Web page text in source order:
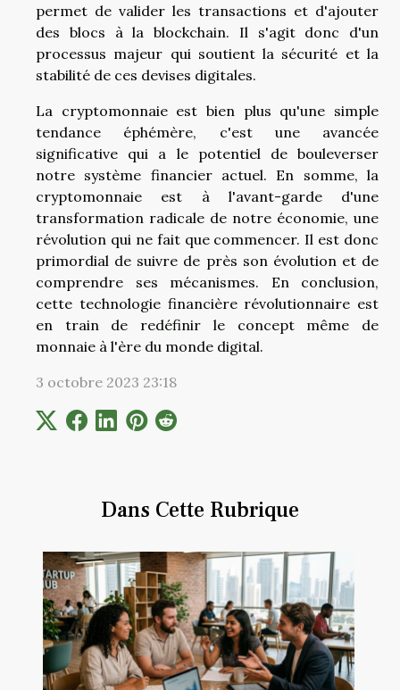
Dans Cette Rubrique
permet de valider les transactions et d'ajouter
des blocs à la blockchain. Il s'agit donc d'un
processus majeur qui soutient la sécurité et la
stabilité de ces devises digitales.
La cryptomonnaie est bien plus qu'une simple
tendance éphémère, c'est une avancée
significative qui a le potentiel de bouleverser
notre système financier actuel. En somme, la
cryptomonnaie est à l'avant-garde d'une
transformation radicale de notre économie, une
révolution qui ne fait que commencer. Il est donc
primordial de suivre de près son évolution et de
comprendre ses mécanismes. En conclusion,
cette technologie financière révolutionnaire est
en train de redéfinir le concept même de
monnaie à l'ère du monde digital.
3 octobre 2023 23:18